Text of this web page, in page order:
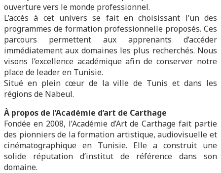
ouverture vers le monde professionnel.
L’accès à cet univers se fait en choisissant l’un des
programmes de formation professionnelle proposés. Ces
parcours permettent aux apprenants d’accéder
immédiatement aux domaines les plus recherchés. Nous
visons l’excellence académique afin de conserver notre
place de leader en Tunisie.
Situé en plein cœur de la ville de Tunis et dans les
régions de Nabeul.
À propos de l’Académie d’art de Carthage
Fondée en 2008, l’Académie d’Art de Carthage fait partie
des pionniers de la formation artistique, audiovisuelle et
cinématographique en Tunisie. Elle a construit une
solide réputation d’institut de référence dans son
domaine.